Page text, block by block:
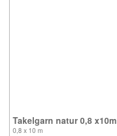
Takelgarn natur 0,8 x10m
0,8 x 10 m